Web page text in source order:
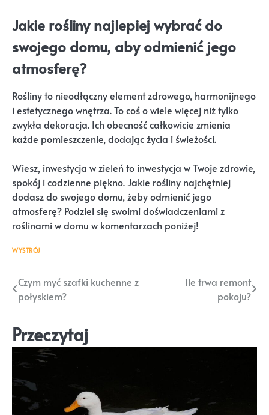
Jakie rośliny najlepiej wybrać do
swojego domu, aby odmienić jego
atmosferę?
Rośliny to nieodłączny element zdrowego, harmonijnego
i estetycznego wnętrza. To coś o wiele więcej niż tylko
zwykła dekoracja. Ich obecność całkowicie zmienia
każde pomieszczenie, dodając życia i świeżości.
Wiesz, inwestycja w zieleń to inwestycja w Twoje zdrowie,
spokój i codzienne piękno. Jakie rośliny najchętniej
dodasz do swojego domu, żeby odmienić jego
atmosferę? Podziel się swoimi doświadczeniami z
roślinami w domu w komentarzach poniżej!
WYSTRÓJ
Nawigacja
wpisu
Czym myć szafki kuchenne z
połyskiem?
Ile trwa remont
pokoju?
Przeczytaj